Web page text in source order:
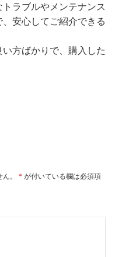
ラブルやメンテナンス
安心してご紹介できる
方ばかりで、購入した
。 * が付いている欄は必須項